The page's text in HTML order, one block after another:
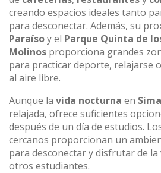
creando espacios ideales tanto
para desconectar. Además, su
Paraísoy el Parque Quinta de
Molinos proporciona grandes
para practicar deporte, relajarse
al aire libre.
Aunque la vida nocturna en
relajada, ofrece suficientes
después de un día de estudios.
cercanos proporcionan un
para desconectar y disfrutar de la
otros estudiantes.